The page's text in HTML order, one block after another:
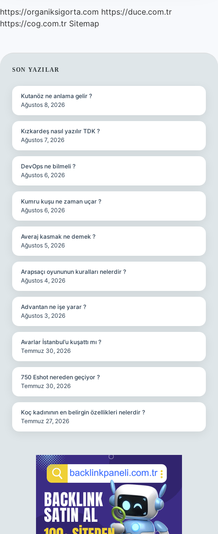
https://organiksigorta.com https://duce.com.tr
https://cog.com.tr Sitemap
SIDEBAR
SON YAZILAR
Kutanöz ne anlama gelir ?
Ağustos 8, 2026
Kızkardeş nasıl yazılır TDK ?
Ağustos 7, 2026
DevOps ne bilmeli ?
Ağustos 6, 2026
Kumru kuşu ne zaman uçar ?
Ağustos 6, 2026
Averaj kasmak ne demek ?
Ağustos 5, 2026
Arapsaçı oyununun kuralları nelerdir ?
Ağustos 4, 2026
Advantan ne işe yarar ?
Ağustos 3, 2026
Avarlar İstanbul’u kuşattı mı ?
Temmuz 30, 2026
750 Eshot nereden geçiyor ?
Temmuz 30, 2026
Koç kadınının en belirgin özellikleri nelerdir ?
Temmuz 27, 2026